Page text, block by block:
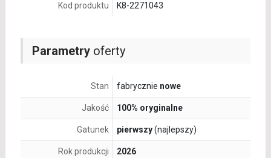
Parametryoferty
Stan fabrycznie nowe
Jakość 100% oryginalne
Gatunek pierwszy(najlepszy)
Rok produkcji 2026
Kod produktu K8-2271043